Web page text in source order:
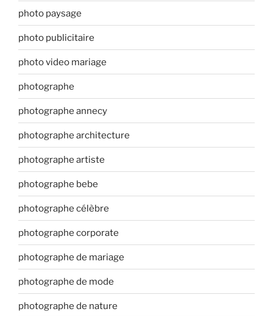
photo paysage
photo publicitaire
photo video mariage
photographe
photographe annecy
photographe architecture
photographe artiste
photographe bebe
photographe célèbre
photographe corporate
photographe de mariage
photographe de mode
photographe de nature